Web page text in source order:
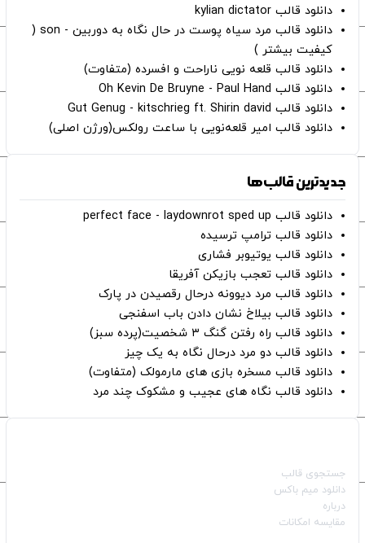
دانلود قالب kylian dictator
دانلود قالب مرد سیاه پوست در حال نگاه به دوربین - son (
کیفیت بیشتر )
دانلود قالب قلعه نویی ناراحت و افسرده (متفاوت)
دانلود قالب Oh Kevin De Bruyne - Paul Hand
دانلود قالب Gut Genug - kitschrieg ft. Shirin david
دانلود قالب امیر قلعه‌نویی با ساعت رولکس(ورژن اصلی)
جدیدترین قالب‌ها
دانلود قالب perfect face - laydownrot sped up
دانلود قالب ترامپ ترسیده
دانلود قالب یوتیوبر فشاری
دانلود قالب تعجب بازیکن آفریقا
دانلود قالب مرد دیوونه درحال رقصیدن در پارک
دانلود قالب بیلاخ نشان دادن باب اسفنجی
دانلود قالب راه رفتن گنگ ۳ شخصیت(پرده سبز)
دانلود قالب دو مرد درحال نگاه به یک چیز
دانلود قالب مسخره بازی های مارمولک (متفاوت)
دانلود قالب نگاه های عجیب و مشکوک چند مرد
جستجوی قالب
دانلود میم باکس
درباره
مقایسه امکانات